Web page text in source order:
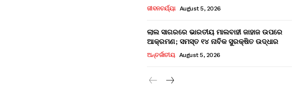
ଜୀବନଚର୍ଯ୍ୟା August 5, 2026
ଲାଲ ସାଗରରେ ଭାରତୀୟ ମାଲବାହୀ ଜାହାଜ ଉପରେ
ଆକ୍ରମଣ; ସମସ୍ତ ୧୪ ନାବିକ ସୁରକ୍ଷିତ ଉଦ୍ଧାର
ଅନ୍ତର୍ଜାତୀୟ August 5, 2026